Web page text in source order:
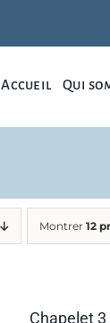
Accueil Qui
Montrer 12
Chapelet